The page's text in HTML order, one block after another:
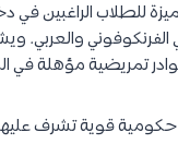
للطلاب الراغبين
الفرنكوفوني
تمريضية مؤهلة
قوية تشرف عليها